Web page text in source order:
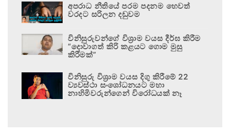
අපරාධ නීතියේ පරම පදනම හෙවත්
වරදට සරිලන දඬුවම
විනිසුරුවන්ගේ විශ්‍රාම වයස දීර්ඝ කිරීම
“දොවාගත් කිරි කළයට ගොම මුසු
කිරීමක්”
විනිසුරු විශ්‍රාම වයස දිගු කිරීමේ 22
ව්‍යවස්ථා සංශෝධනයට මහා
නාහිමිවරුන්ගෙන් විරෝධයක් නෑ